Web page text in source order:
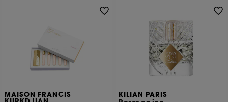
MAISON FRANCIS
KILIAN PARIS